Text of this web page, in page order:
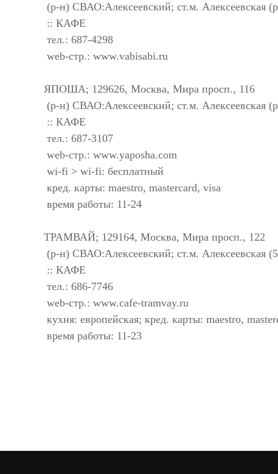
(р-н) СВАО:Алексеевский; ст.м. Алексеевская
:: КАФЕ
тел.: 687-4298
web-стр.: www.vabisabi.ru
ЯПОША; 129626, Москва, Мира просп., 116
(р-н) СВАО:Алексеевский; ст.м. Алексеевская
:: КАФЕ
тел.: 687-3107
web-стр.: www.yaposha.com
wi-fi > wi-fi: бесплатный
кред. карты: maestro, mastercard, visa
время работы: 11-24
ТРАМВАЙ; 129164, Москва, Мира просп., 122
(р-н) СВАО:Алексеевский; ст.м.
:: КАФЕ
тел.: 686-7746
web-стр.: www.cafe-tramvay.ru
кухня: европейская; кред. карты: maestro,
время работы: 11-23